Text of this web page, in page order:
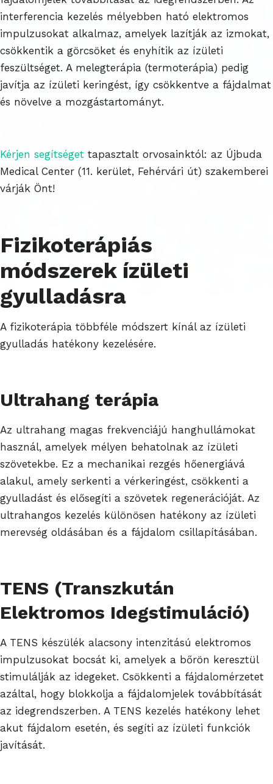
interferencia kezelés mélyebben ható elektromos
impulzusokat alkalmaz, amelyek lazítják az izmokat,
csökkentik a görcsöket és enyhítik az ízületi
feszültséget. A melegterápia (termoterápia) pedig
javítja az ízületi keringést, így csökkentve a fájdalmat
és növelve a mozgástartományt.
Kérjen segítséget tapasztalt orvosainktól: az Újbuda
Medical Center (11. kerület, Fehérvári út) szakemberei
várják Önt!
Fizikoterápiás
módszerek ízületi
gyulladásra
A fizikoterápia többféle módszert kínál az ízületi
gyulladás hatékony kezelésére.
Ultrahang terápia
Az ultrahang magas frekvenciájú hanghullámokat
használ, amelyek mélyen behatolnak az ízületi
szövetekbe. Ez a mechanikai rezgés hőenergiává
alakul, amely serkenti a vérkeringést, csökkenti a
gyulladást és elősegíti a szövetek regenerációját. Az
ultrahangos kezelés különösen hatékony az ízületi
merevség oldásában és a fájdalom csillapításában.
TENS (Transzkután
Elektromos Idegstimuláció)
A TENS készülék alacsony intenzitású elektromos
impulzusokat bocsát ki, amelyek a bőrön keresztül
stimulálják az idegeket. Csökkenti a fájdalomérzetet
azáltal, hogy blokkolja a fájdalomjelek továbbítását
az idegrendszerben. A TENS kezelés hatékony lehet
akut fájdalom esetén, és segíti az ízületi funkciók
javítását.